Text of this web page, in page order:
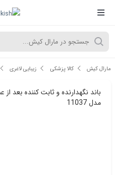
مارال کیش کالا پزشکی زیبایی لاغری
مدل 11037